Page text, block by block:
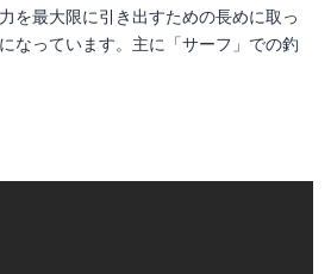
を最大限に引き出すための長めに取っ
なっています。主に「サーフ」での釣